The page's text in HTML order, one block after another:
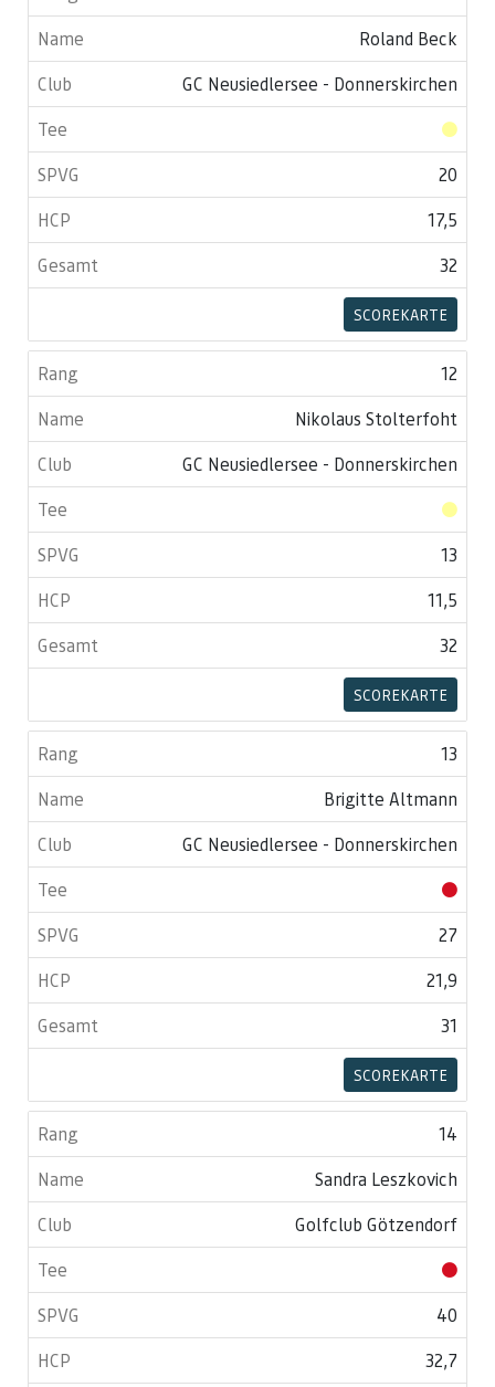
Roland Beck
GC Neusiedlersee - Donnerskirchen
20
17,5
32
SCOREKARTE
12
Nikolaus Stolterfoht
GC Neusiedlersee - Donnerskirchen
13
11,5
32
SCOREKARTE
13
Brigitte Altmann
GC Neusiedlersee - Donnerskirchen
27
21,9
31
SCOREKARTE
14
Sandra Leszkovich
Golfclub Götzendorf
40
32,7